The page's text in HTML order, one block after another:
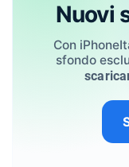
Nuovi
Con
sfondo